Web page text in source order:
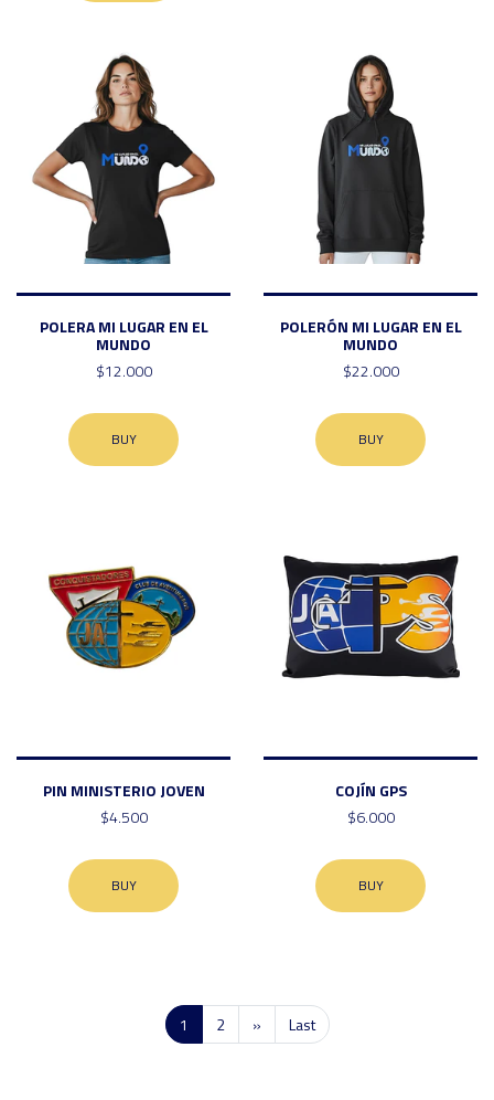
POLERA MI LUGAR EN EL
MUNDO
$12.000
BUY
POLERÓN MI LUGAR EN EL
MUNDO
$22.000
BUY
PIN MINISTERIO JOVEN
$4.500
BUY
COJÍN GPS
$6.000
BUY
1 2 » Last